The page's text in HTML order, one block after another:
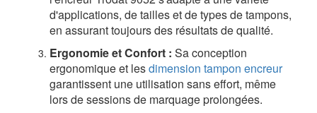
d'applications, de tailles et de types de tampons,
en assurant toujours des résultats de qualité.
Ergonomie et Confort : Sa conception
ergonomique et lesdimension tampon encreur
garantissent une utilisation sans effort, même
lors de sessions de marquage prolongées.